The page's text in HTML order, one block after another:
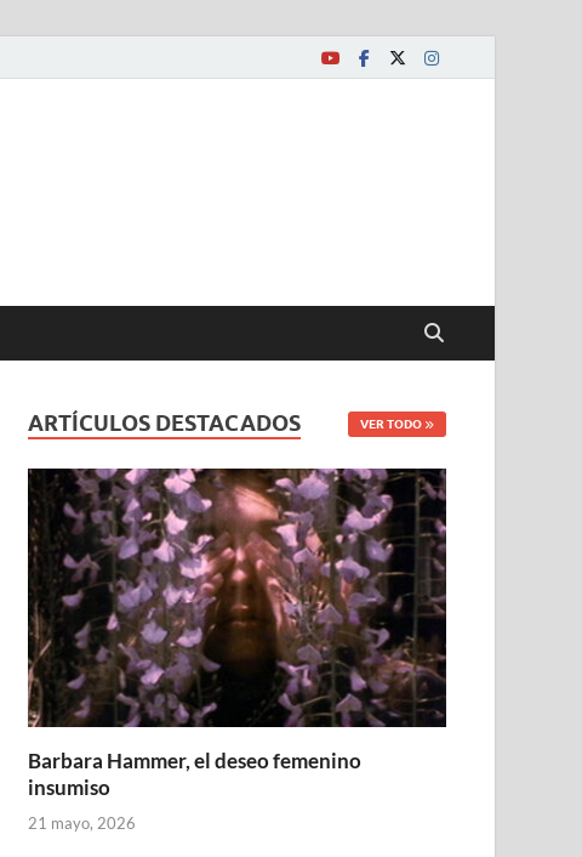
ARTÍCULOS DESTACADOS VER TODO
Barbara Hammer, el deseo femenino
insumiso
21 mayo, 2026